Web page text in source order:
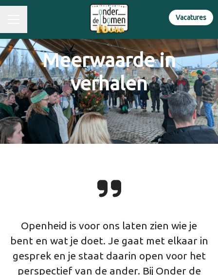
Meerwaarde in
verhalen
Openheid is voor ons laten zien wie je
bent en wat je doet. Je gaat met elkaar in
gesprek en je staat daarin open voor het
perspectief van de ander. Bij Onder de
Vacatures